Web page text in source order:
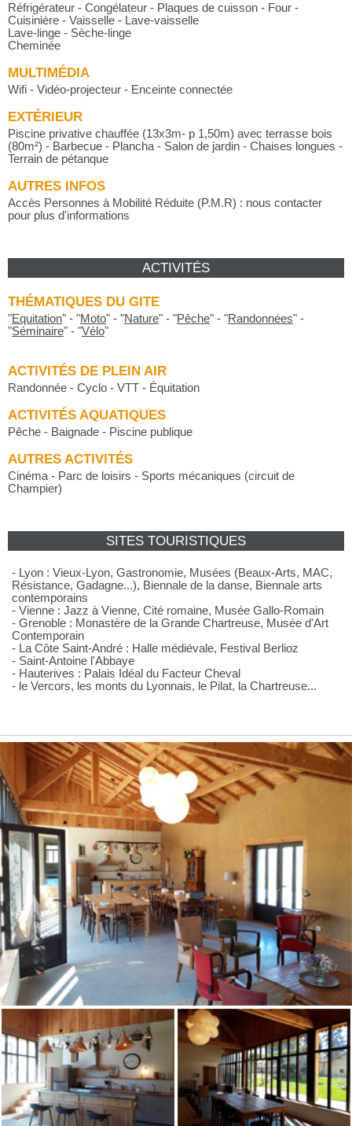
Réfrigérateur - Congélateur - Plaques de cuisson - Four -
Cuisinière - Vaisselle - Lave-vaisselle
Lave-linge - Sèche-linge
Cheminée
MULTIMÉDIA
Wifi - Vidéo-projecteur - Enceinte connectée
EXTÉRIEUR
Piscine privative chauffée (13x3m- p 1,50m) avec terrasse bois
(80m²) - Barbecue - Plancha - Salon de jardin - Chaises longues -
Terrain de pétanque
AUTRES INFOS
Accès Personnes à Mobilité Réduite (P.M.R) : nous contacter
pour plus d'informations
ACTIVITÉS
THÉMATIQUES DU GITE
"Equitation" - "Moto" - "Nature" - "Pêche" - "Randonnées" -
"Séminaire" - "Vélo"
ACTIVITÉS DE PLEIN AIR
Randonnée - Cyclo - VTT - Équitation
ACTIVITÉS AQUATIQUES
Pêche - Baignade - Piscine publique
AUTRES ACTIVITÉS
Cinéma - Parc de loisirs - Sports mécaniques (circuit de
Champier)
SITES TOURISTIQUES
- Lyon : Vieux-Lyon, Gastronomie, Musées (Beaux-Arts, MAC,
Résistance, Gadagne...), Biennale de la danse, Biennale arts
contemporains
- Vienne : Jazz à Vienne, Cité romaine, Musée Gallo-Romain
- Grenoble : Monastère de la Grande Chartreuse, Musée d'Art
Contemporain
- La Côte Saint-André : Halle médiévale, Festival Berlioz
- Saint-Antoine l'Abbaye
- Hauterives : Palais Idéal du Facteur Cheval
- le Vercors, les monts du Lyonnais, le Pilat, la Chartreuse...